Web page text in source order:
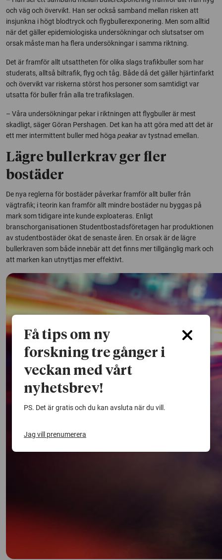
och väg och övervikt. Han ser också samband mellan risken att
insjunkna i högt blodtryck och flygbullerexponering. Men som alltid
när det gäller epidemiologiska undersökningar och slutsatser om
orsak måste man ha flera undersökningar i samma riktning.
Det är framför allt utsattheten för olika slags trafikbuller som har
studerats, alltså biltrafik, flyg och tåg. Både då det gäller hjärtinfarkt
och övervikt var riskerna störst hos personer som samtidigt var
utsatta för buller från alla tre trafikslagen.
– Våra undersökningar pekar i riktningen att flygbuller är mest
skadligt, säger Göran Pershagen. Det kan ha att göra med att det är
ett mer intermittent buller med höga peakarav tystnad emellan.
Lägre bullerkrav ger fler
bostäder
De nya reglerna för bostäder påverkar framför allt buller från
vägtrafik; i teorin kan framför allt mindre bostäder nu byggas på
mark som tidigare inte kunde exploateras. Enligt
branschorganisationen Studentbostadsföretagen har produktionen
av studentbostäder ökat de senaste åren. En orsak är de lägre
bullerkraven som både innebär att det finns mer tillgänglig mark och
att marken kan utnyttjas mer effektivt.
Få tips om ny
forskning tre gånger i
veckan med vårt
nyhetsbrev!
PS. Det är gratis och du kan avsluta när du vill.
Jag vill prenumerera